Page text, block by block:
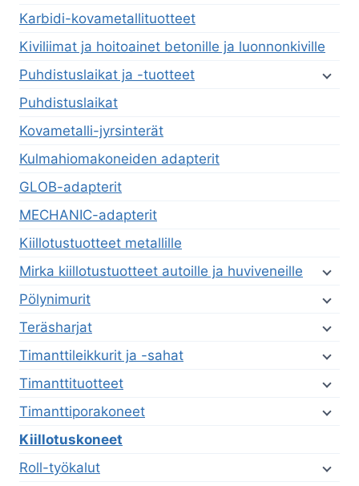
Karbidi-kovametallituotteet
Kiviliimat ja hoitoainet betonille ja luonnonkiville
Puhdistuslaikat ja -tuotteet
Puhdistuslaikat
Kovametalli-jyrsinterät
Kulmahiomakoneiden adapterit
GLOB-adapterit
MECHANIC-adapterit
Kiillotustuotteet metallille
Mirka kiillotustuotteet autoille ja huviveneille
Pölynimurit
Teräsharjat
Timanttileikkurit ja -sahat
Timanttituotteet
Timanttiporakoneet
Kiillotuskoneet
Roll-työkalut